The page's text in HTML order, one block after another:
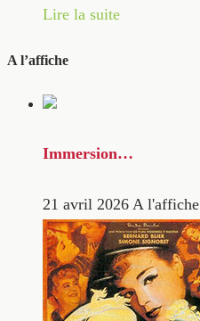
Lire la suite
A l’affiche
Immersion…
21 avril 2026 A l'affiche